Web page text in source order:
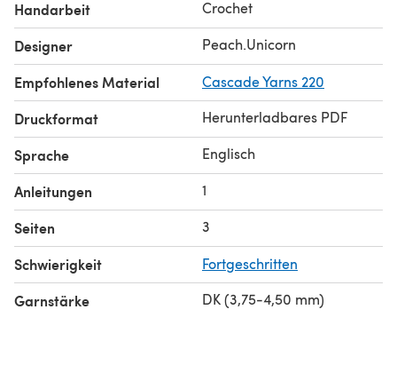
Finish Size; Sitting - approx - 4.25"
Handarbeit Crochet
Designer Peach.Unicorn
Empfohlenes Material Cascade Yarns 220
Druckformat Herunterladbares PDF
Sprache Englisch
Anleitungen 1
Seiten 3
Schwierigkeit Fortgeschritten
Garnstärke DK (3,75-4,50 mm)